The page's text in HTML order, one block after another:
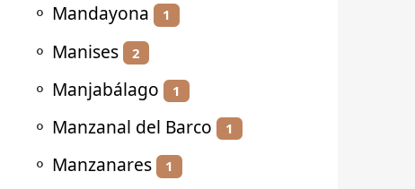
⚬ Mandayona 1
⚬ Manises 2
⚬ Manjabálago 1
⚬ Manzanal del Barco 1
⚬ Manzanares 1